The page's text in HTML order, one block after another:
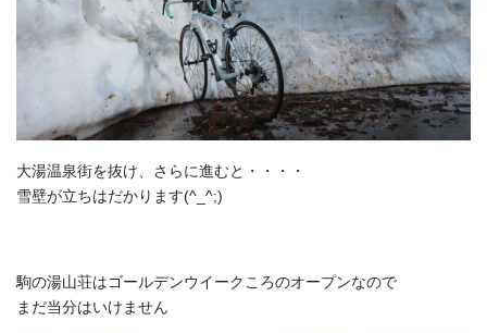
大湯温泉街を抜け、さらに進むと・・・・
雪壁が立ちはだかります(^_^;)
駒の湯山荘はゴールデンウイークころのオープンなので
まだ当分はいけません